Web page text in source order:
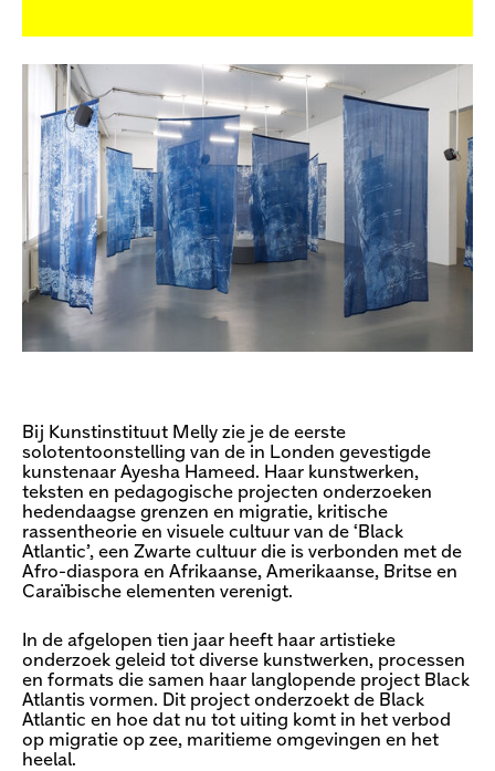
Bij Kunstinstituut Melly zie je de eerste
solotentoonstelling van de in Londen gevestigde
kunstenaar Ayesha Hameed. Haar kunstwerken,
teksten en pedagogische projecten onderzoeken
hedendaagse grenzen en migratie, kritische
rassentheorie en visuele cultuur van de ‘Black
Atlantic’, een Zwarte cultuur die is verbonden met de
Afro-diaspora en Afrikaanse, Amerikaanse, Britse en
Caraïbische elementen verenigt.
In de afgelopen tien jaar heeft haar artistieke
onderzoek geleid tot diverse kunstwerken, processen
en formats die samen haar langlopende project Black
Atlantis vormen. Dit project onderzoekt de Black
Atlantic en hoe dat nu tot uiting komt in het verbod
op migratie op zee, maritieme omgevingen en het
heelal.